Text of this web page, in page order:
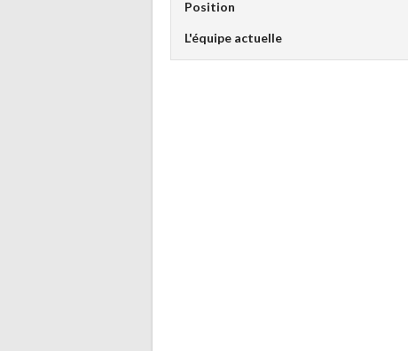
Position
L'équipe actuelle